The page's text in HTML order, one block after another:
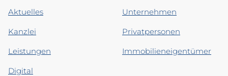
Aktuelles
Kanzlei
Leistungen
Digital
Unternehmen
Privatpersonen
Immobilieneigentümer